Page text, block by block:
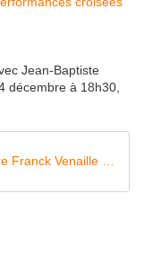
Jean-Baptiste
décembre à 18h30,
mardi 4 décembre Franck Venaille Médiathèque Zola